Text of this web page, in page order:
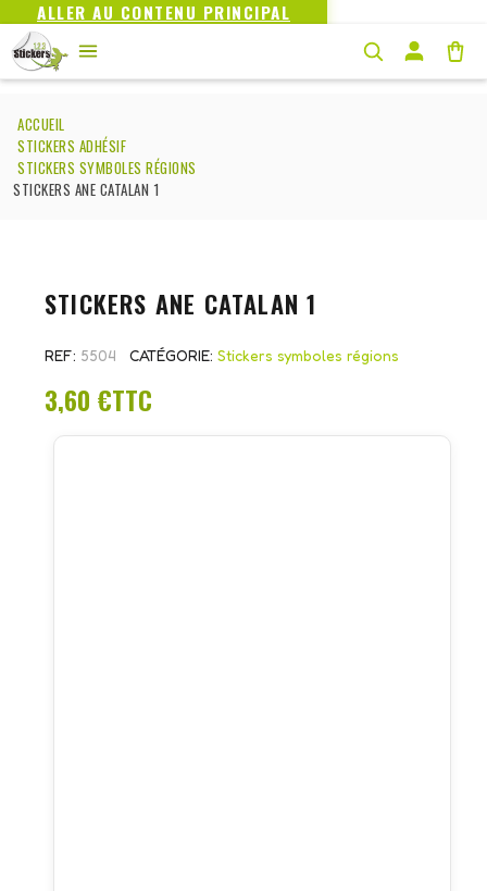
ALLER AU CONTENU PRINCIPAL
ACCUEIL
STICKERS ADHÉSIF
STICKERS SYMBOLES RÉGIONS
STICKERS ANE CATALAN 1
STICKERS ANE CATALAN 1
REF 5504 CATÉGORIE Stickers symboles régions
3,60 €TTC